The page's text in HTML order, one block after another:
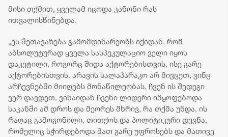
არასრულწლოვნის
ცხედარი
ემსხვერპლა
მისი თქმით, ყველამ იცოდა კანონი რას
ითვალისწინებდა.
„ეს შეთავაზება გამომდინარეობს იქიდან, რომ
აბსოლუტურად ყველა სასპეკულაციო ველი იყოს
დაკეტილი, როგორც შიდა აქტორებისთვის, ისე გარე
აქტორებისთვის. არავის სალაპარაკო არ მივცეთ, ვინც
არჩევნებში მიიღებს მონაწილეობას, ჩვენ ის შედეგი
ვერ დავდეთ, ვინაიდან ჩვენი ლიდერი იმყოფებოდა
საკანში ამ დროს და მეორეს მხრივ, რა თქმა უნდა, ის
რაღაც გამოგონილი, თითქოს და პოლიტიკური დევნა,
რომელიც სჭირდებოდა მათ გარე უფროსებს და მათივე